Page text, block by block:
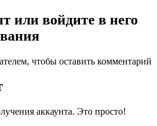
или войдите в него
чтобы оставить комментарий
аккаунта. Это просто!